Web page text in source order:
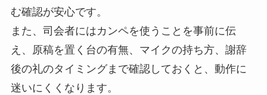
む確認が安心です。
また、司会者にはカンペを使うことを事前に伝
え、原稿を置く台の有無、マイクの持ち方、謝辞
後の礼のタイミングまで確認しておくと、動作に
迷いにくくなります。